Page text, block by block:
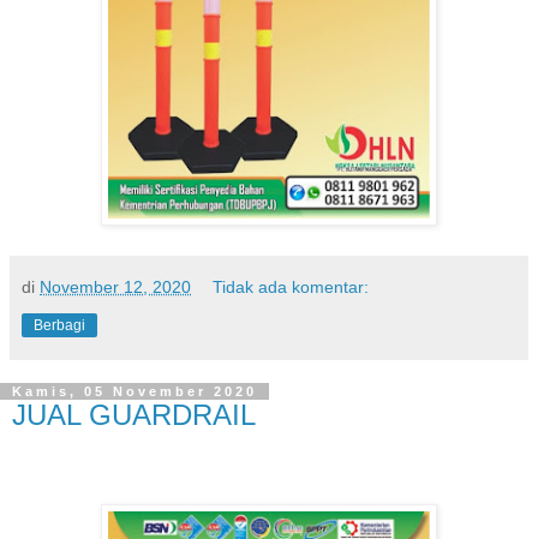
di November 12, 2020 Tidak ada komentar:
Berbagi
Kamis, 05 November 2020
JUAL GUARDRAIL